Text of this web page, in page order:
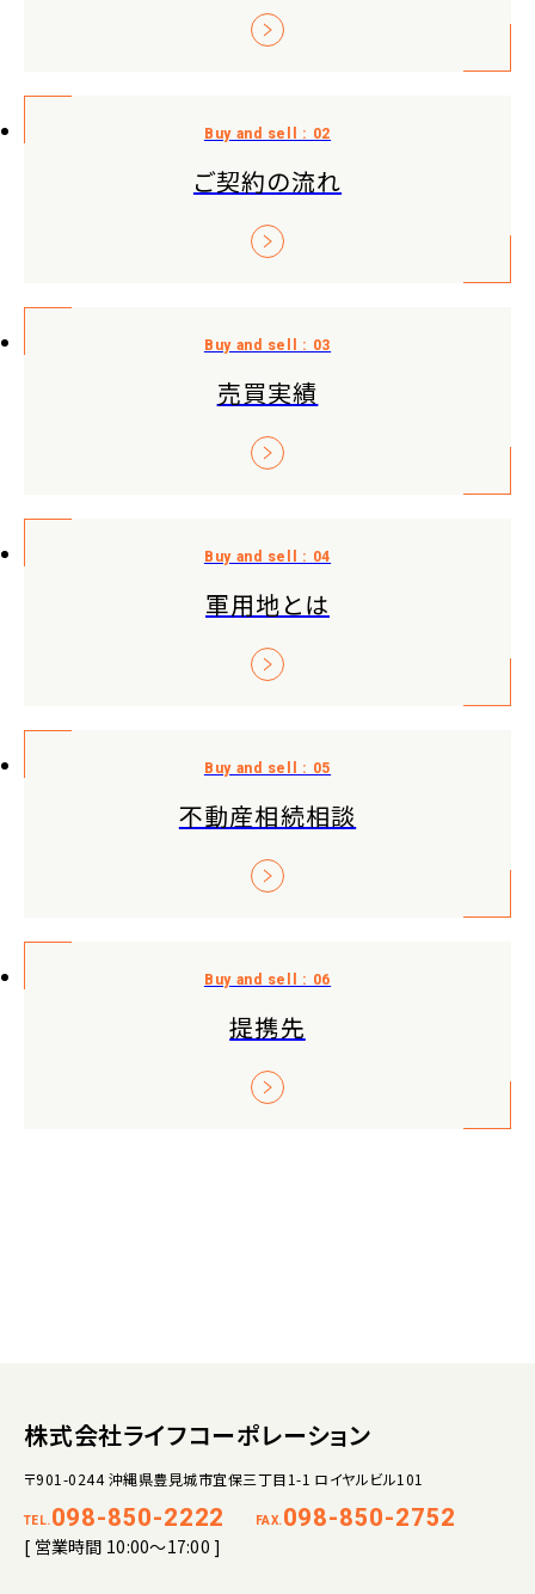
ご契約の流れ
売買実績
軍用地とは
不動産相続相談
提携先
株式会社ライフコーポレーション
〒901-0244 沖縄県豊見城市宜保三丁目1-1 ロイヤルビル101
TEL. 098-850-2222 FAX. 098-850-2752
[ 営業時間 10:00～17:00 ]